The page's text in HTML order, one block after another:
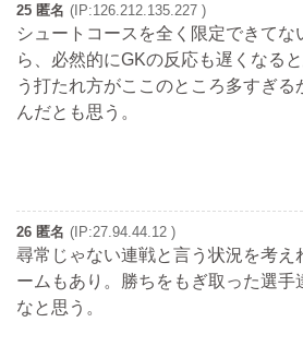
25 匿名 (IP:126.212.135.227 )
シュートコースを全く限定できてな
ら、必然的にGKの反応も遅くなる
う打たれ方がここのところ多すぎる
んだとも思う。
26 匿名 (IP:27.94.44.12 )
尋常じゃない連戦と言う状況を考え
ームもあり。勝ちをもぎ取った選手
なと思う。